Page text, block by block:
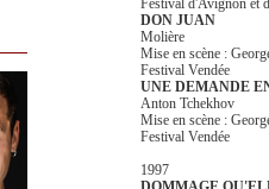
Festival d'Avignon et
DON JUAN
Molière
Mise en scène :
Festival Vendée
UNE DEMANDE
Anton Tchekhov
Mise en scène :
Festival Vendée
1997